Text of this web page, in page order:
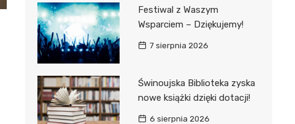
Festiwal z Waszym
Wsparciem – Dziękujemy!
7 sierpnia 2026
Świnoujska Biblioteka zyska
nowe książki dzięki dotacji!
6 sierpnia 2026